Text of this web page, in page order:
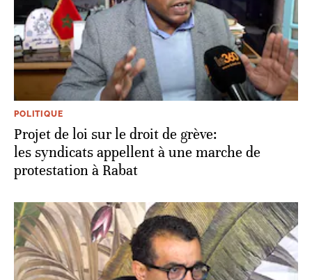
POLITIQUE
Projet de loi sur le droit de grève:
les syndicats appellent à une marche de
protestation à Rabat